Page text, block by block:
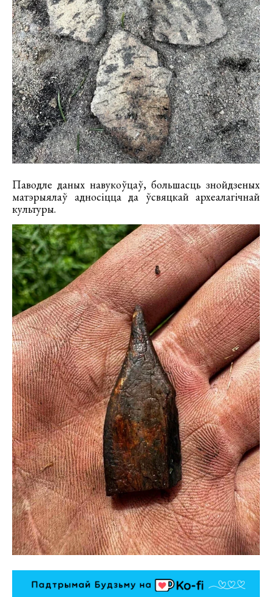
Паводле даных навукоўцаў, большасць знойдзеных
матэрыялаў адносіцца да ўсвяцкай археалагічнай
культуры.